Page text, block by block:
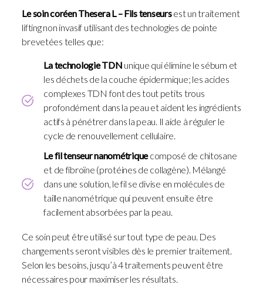
pulsé
Gatineau
Le soin coréen Thesera L – Fils tenseursest un traitement
lifting non invasif utilisant des technologies de pointe
brevetées telles que:
La technologie TDN unique qui élimine le sébum et
les déchets de la couche épidermique; les acides
complexes TDN font des tout petits trous
profondément dans la peau et aident les ingrédients
actifs à pénétrer dans la peau. Il aide à réguler le
cycle de renouvellement cellulaire.
Le fil tenseur nanométriquecomposé de chitosane
et de fibroïne (protéines de collagène). Mélangé
dans une solution, le fil se divise en molécules de
taille nanométrique qui peuvent ensuite être
facilement absorbées par la peau.
Ce soin peut être utilisé sur tout type de peau. Des
changements seront visibles dès le premier traitement.
Selon les besoins, jusqu’à 4 traitements peuvent être
nécessaires pour maximiser les résultats.